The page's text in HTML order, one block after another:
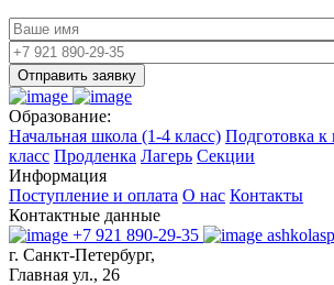
Отправить заявку
Образование:
Начальная школа (1-4 класс) Подготовка к
класс Продленка Лагерь Секции
Информация
Поступление и оплата О нас Контакты
Контактные данные
+7 921 890-29-35
г. Санкт-Петербург,
Главная ул., 26